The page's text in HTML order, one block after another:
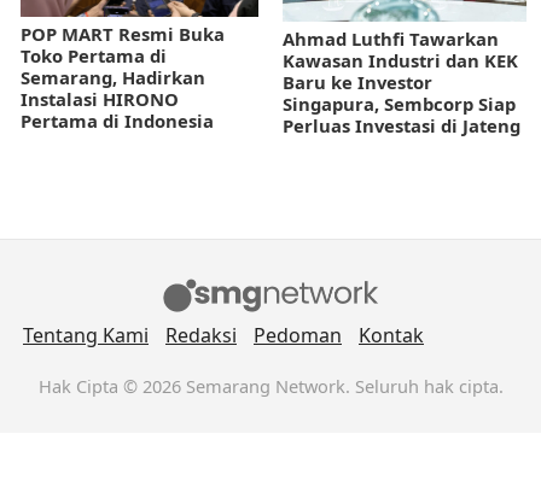
POP MART Resmi Buka
Toko Pertama di
Semarang, Hadirkan
Instalasi HIRONO
Pertama di Indonesia
Ahmad Luthfi Tawarkan
Kawasan Industri dan KEK
Baru ke Investor
Singapura, Sembcorp Siap
Perluas Investasi di Jateng
Tentang Kami Redaksi Pedoman Kontak
Hak Cipta © 2026 Semarang Network. Seluruh hak cipta.